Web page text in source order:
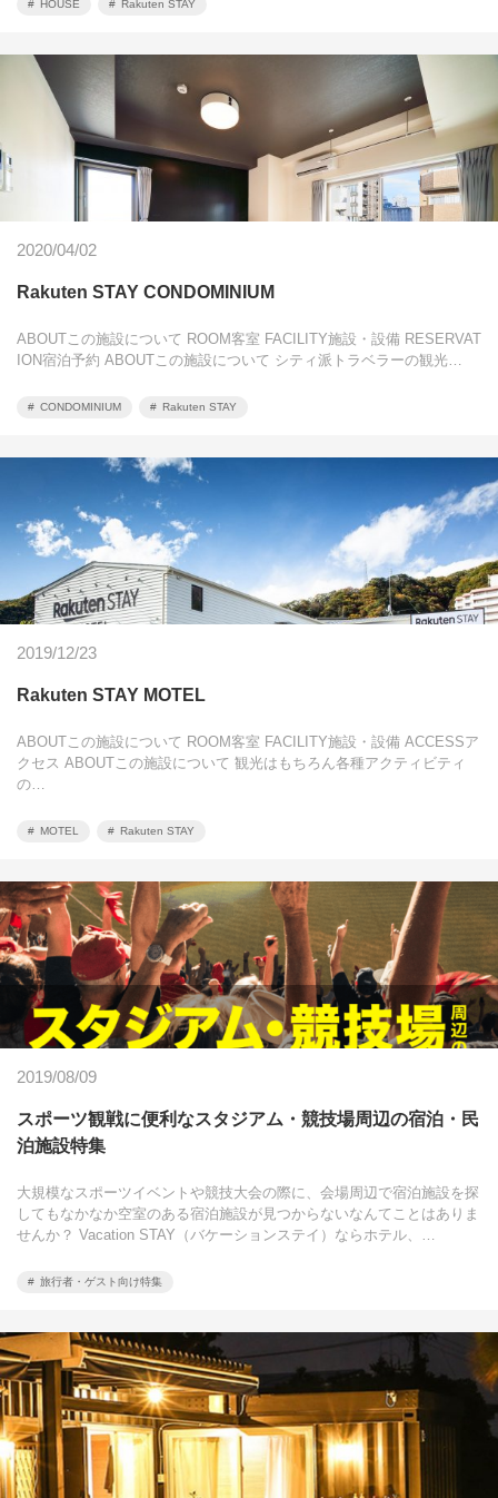
HOUSE Rakuten STAY
2020/04/02
Rakuten STAY CONDOMINIUM
ABOUTこの施設について ROOM客室 FACILITY施設・設備 RESERVAT
ION宿泊予約 ABOUTこの施設について シティ派トラベラーの観光…
CONDOMINIUM Rakuten STAY
2019/12/23
Rakuten STAY MOTEL
ABOUTこの施設について ROOM客室 FACILITY施設・設備 ACCESSア
クセス ABOUTこの施設について 観光はもちろん各種アクティビティ
の…
MOTEL Rakuten STAY
2019/08/09
スポーツ観戦に便利なスタジアム・競技場周辺の宿泊・民
泊施設特集
大規模なスポーツイベントや競技大会の際に、会場周辺で宿泊施設を探
してもなかなか空室のある宿泊施設が見つからないなんてことはありま
せんか？ Vacation STAY（バケーションステイ）ならホテル、…
旅行者・ゲスト向け特集